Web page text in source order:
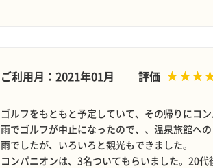
ご利用月：2021年01月 評価
ゴルフをもともと予定していて、その帰りにコ
雨でゴルフが中止になったので、、温泉旅館へ
雨でしたが、いろいろと観光もできました。
コンパニオンは、3名ついてもらいました。20代